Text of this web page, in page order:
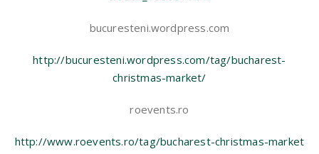
bucuresteni.wordpress.com
http://bucuresteni.wordpress.com/tag/bucharest-
christmas-market/
roevents.ro
http://www.roevents.ro/tag/bucharest-christmas-market